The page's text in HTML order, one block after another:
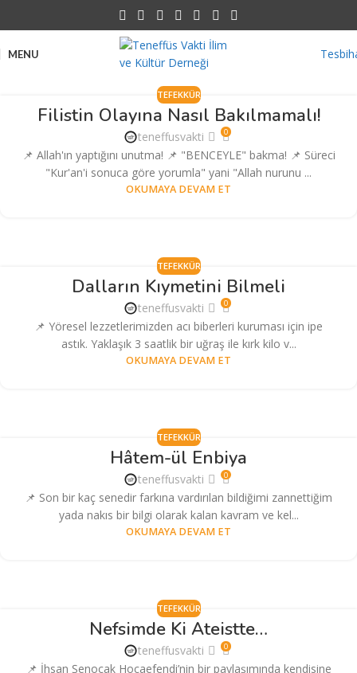
MENU
TEFEKKÜR
Filistin Olayına Nasıl Bakılmamalı!
teneffusvakti 0
📌 Allah'ın yaptığını unutma! 📌 "BENCEYLE" bakma! 📌 Süreci
"Kur'an'i sonuca göre yorumla" yani "Allah nurunu ...
OKUMAYA DEVAM ET
TEFEKKÜR
Dalların Kıymetini Bilmeli
teneffusvakti 0
📌 Yöresel lezzetlerimizden acı biberleri kuruması için ipe
astık. Yaklaşık 3 saatlik bir uğraş ile kırk kilo v...
OKUMAYA DEVAM ET
TEFEKKÜR
Hâtem-ül Enbiya
teneffusvakti 0
📌 Son bir kaç senedir farkına vardırılan bildiğimi zannettiğim
yada nakıs bir bilgi olarak kalan kavram ve kel...
OKUMAYA DEVAM ET
TEFEKKÜR
Nefsimde Ki Ateistte…
teneffusvakti 0
📌 İhsan Şenocak Hocaefendi’nin bir paylaşımında kendisine